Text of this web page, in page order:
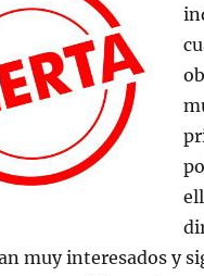
muy interesados y